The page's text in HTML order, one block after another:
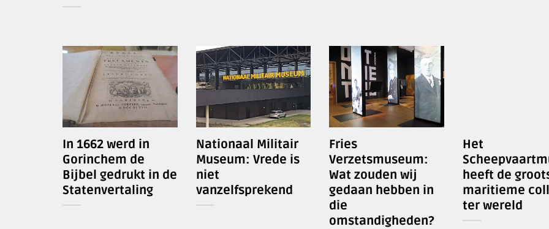
In 1662 werd in
Gorinchem de
Bijbel gedrukt in de
Statenvertaling
Nationaal Militair
Museum: Vrede is
niet
vanzelfsprekend
Fries
Verzetsmuseum:
Wat zouden wij
gedaan hebben in
die
omstandigheden?
Het
heeft de
maritieme
ter wereld